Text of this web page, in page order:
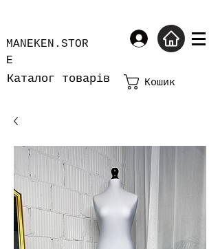
MANEKEN.STOR
E
Каталог товарів Кошик